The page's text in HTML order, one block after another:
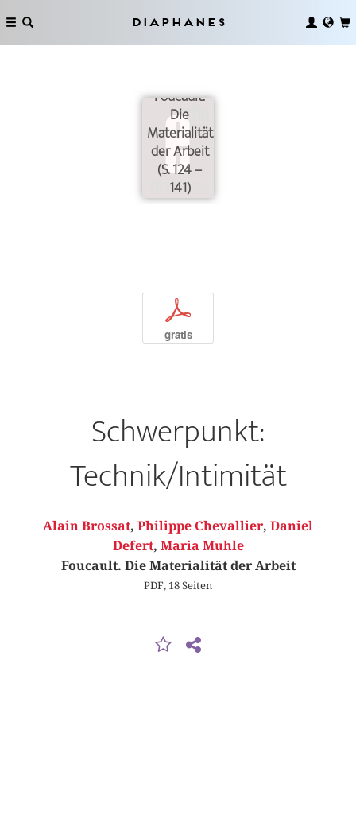
Diaphanes
Foucault.
Die
Materialität
der Arbeit
(S. 124 –
141)
p
gratis
Schwerpunkt:
Technik/Intimität
Alain Brossat, Philippe Chevallier, Daniel
Defert, Maria Muhle
Foucault. Die Materialität der Arbeit
PDF, 18 Seiten